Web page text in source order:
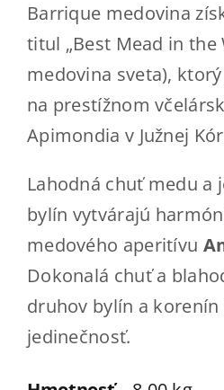
Barrique medovina
titul „Best Mead in the
medovina sveta),
na prestížnom
Apimondia v Južnej
Lahodná chuť medu a
bylín vytvárajú
medového aperitívu
Dokonalá chuť a
druhov bylín a
jedinečnosť.